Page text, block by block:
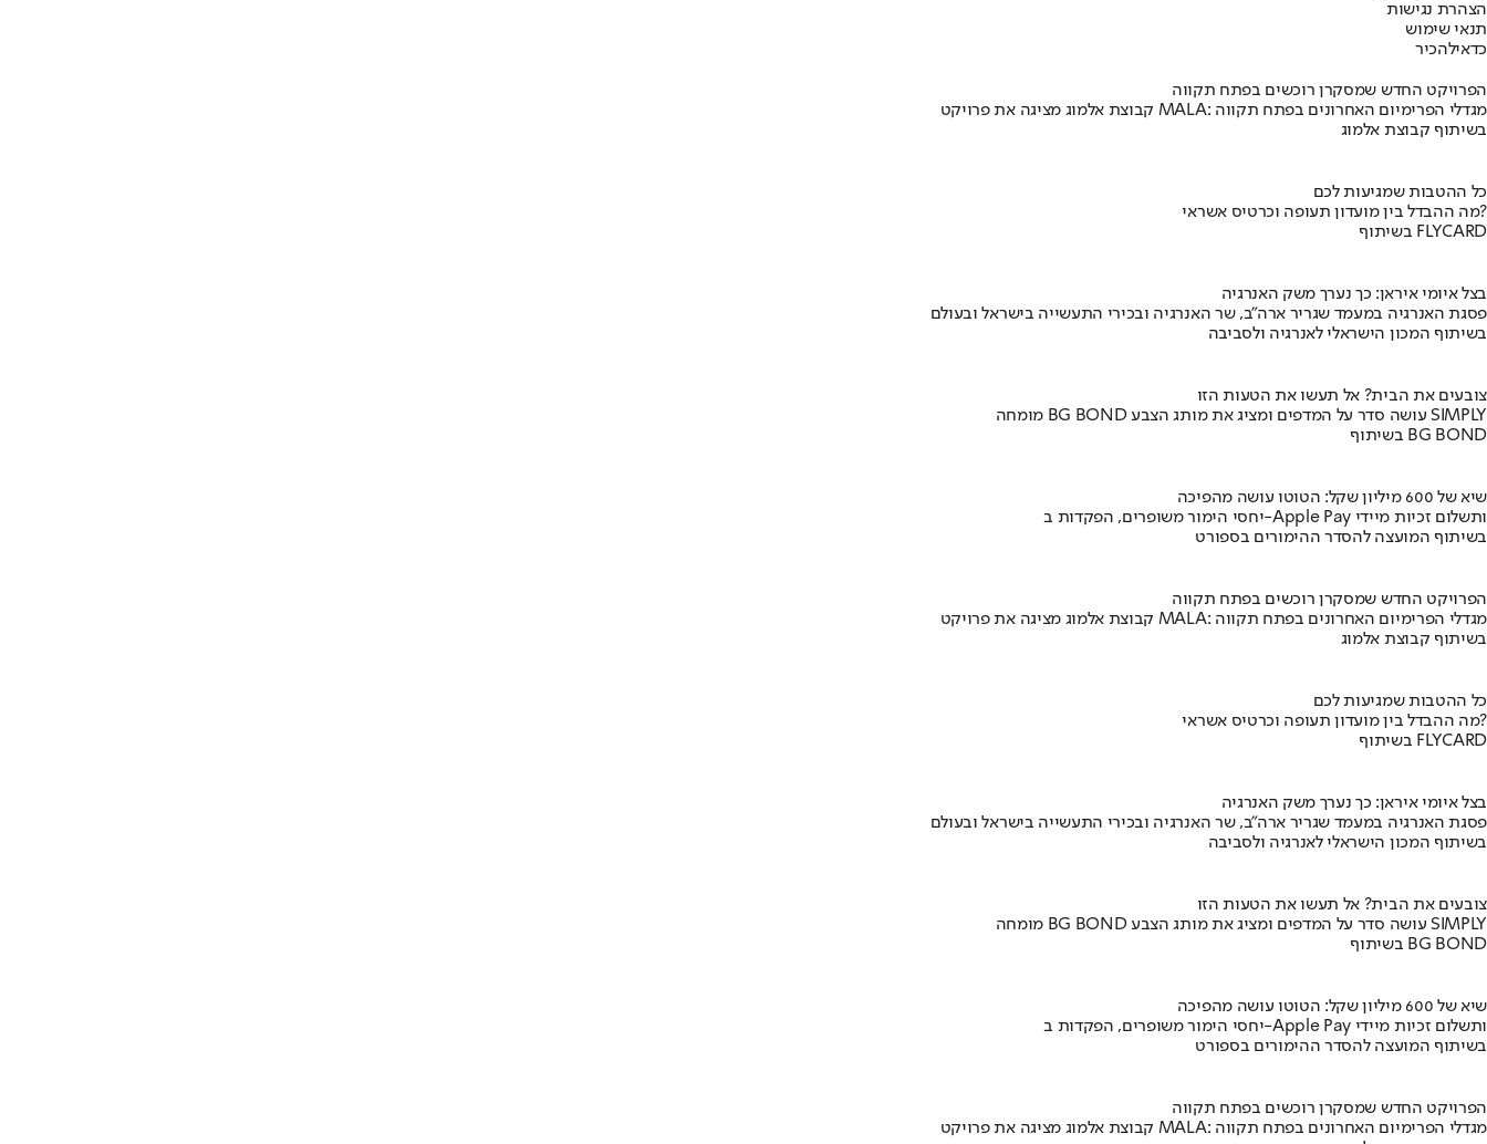
הצהרת נגישות
תנאי שימוש
כדאילהכיר
הפרויקט החדש שמסקרן רוכשים בפתח תקווה
קבוצת אלמוג מציגה את פרויקט MALA: מגדלי הפרימיום האחרונים בפתח תקווה
בשיתוף קבוצת אלמוג
כל ההטבות שמגיעות לכם
מה ההבדל בין מועדון תעופה וכרטיס אשראי?
בשיתוף FLYCARD
בצל איומי איראן: כך נערך משק האנרגיה
פסגת האנרגיה במעמד שגריר ארה"ב, שר האנרגיה ובכירי התעשייה בישראל ובעולם
בשיתוף המכון הישראלי לאנרגיה ולסביבה
צובעים את הבית? אל תעשו את הטעות הזו
מומחה BG BOND עושה סדר על המדפים ומציג את מותג הצבע SIMPLY
בשיתוף BG BOND
שיא של 600 מיליון שקל: הטוטו עושה מהפיכה
יחסי הימור משופרים, הפקדות ב-Apple Pay ותשלום זכיות מיידי
בשיתוף המועצה להסדר ההימורים בספורט
הפרויקט החדש שמסקרן רוכשים בפתח תקווה
קבוצת אלמוג מציגה את פרויקט MALA: מגדלי הפרימיום האחרונים בפתח תקווה
בשיתוף קבוצת אלמוג
כל ההטבות שמגיעות לכם
מה ההבדל בין מועדון תעופה וכרטיס אשראי?
בשיתוף FLYCARD
בצל איומי איראן: כך נערך משק האנרגיה
פסגת האנרגיה במעמד שגריר ארה"ב, שר האנרגיה ובכירי התעשייה בישראל ובעולם
בשיתוף המכון הישראלי לאנרגיה ולסביבה
צובעים את הבית? אל תעשו את הטעות הזו
מומחה BG BOND עושה סדר על המדפים ומציג את מותג הצבע SIMPLY
בשיתוף BG BOND
שיא של 600 מיליון שקל: הטוטו עושה מהפיכה
יחסי הימור משופרים, הפקדות ב-Apple Pay ותשלום זכיות מיידי
בשיתוף המועצה להסדר ההימורים בספורט
הפרויקט החדש שמסקרן רוכשים בפתח תקווה
קבוצת אלמוג מציגה את פרויקט MALA: מגדלי הפרימיום האחרונים בפתח תקווה